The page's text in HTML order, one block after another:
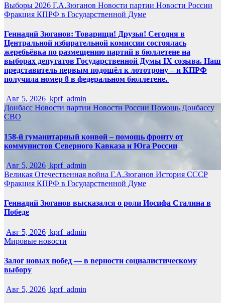
Выборы 2026 Г.А.Зюганов Новости партии Новости России
Фракция КПРФ в Государственной Думе
Геннадий Зюганов: Товарищи! Друзья! Сегодня в
Центральной избирательной комиссии состоялась
жеребьёвка по размещению партий в бюллетене на
выборах депутатов Государственной Думы IX созыва. Наш
представитель первым подошёл к лототрону – и КПРФ
получила номер 8 в федеральном бюллетене.
Авг 5, 2026 kprf_admin
Донбасс Новости партии Новости России Помощь Донбассу
СВО
158-й гуманитарный конвой – помощь фронту от
коммунистов Северного Кавказа и Юга России
Авг 5, 2026 kprf_admin
Великая Отечественная война Г.А.Зюганов История СССР
Фракция КПРФ в Государственной Думе
Геннадий Зюганов высказался о роли Иосифа Сталина в
Победе
Авг 5, 2026 kprf_admin
Мировые новости
Залог новых побед — в верности социалистическому
выбору
Авг 5, 2026 kprf_admin